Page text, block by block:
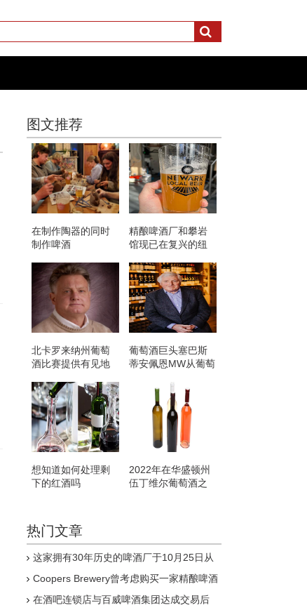
图文推荐
在制作陶器的同时
制作啤酒
精酿啤酒厂和攀岩
馆现已在复兴的纽
北卡罗来纳州葡萄
酒比赛提供有见地
葡萄酒巨头塞巴斯
蒂安佩恩MW从葡萄
想知道如何处理剩
下的红酒吗
2022年在华盛顿州
伍丁维尔葡萄酒之
热门文章
这家拥有30年历史的啤酒厂于10月25日从
集清算人
Coopers Brewery曾考虑购买一家精酿啤酒
在酒吧连锁店与百威啤酒集团达成交易后